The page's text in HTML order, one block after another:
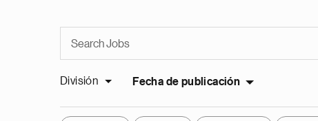
División Fecha de publicación